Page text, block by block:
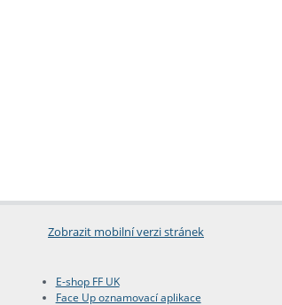
Zobrazit mobilní verzi stránek
E-shop FF UK
Face Up oznamovací aplikace